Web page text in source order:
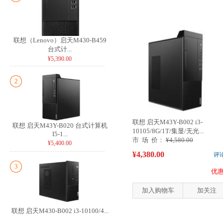
联想（Lenovo）启天M430-B459
台式计...
¥5,390.00
2
联想 启天M43Y-B020 台式计算机
I5-1...
¥5,400.00
3
联想 启天M430-B002 i3-10100/4...
联想 启天M43Y-B002 i3-
10105/8G/1T/集显/无光...
市 场 价： ¥4,580.00
评
¥4,380.00
优
加入购物车 加关注